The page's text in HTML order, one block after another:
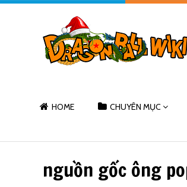
HOME CHUYÊN MỤC
nguồn gốc ông